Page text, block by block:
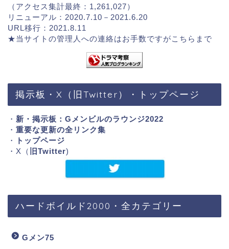
（アクセス集計最終：1,261,027）
リニューアル：2020.7.10－2021.6.20
URL移行：2021.8.11
★当サイトの管理人への連絡はお手数ですがこちらまで
掲示板・X（旧Twitter）・トップページ
・ 新・掲示板：Gメンビルのラウンジ2022
・ 重要な更新の全リンク集
・
トップページ
・X（ 旧Twitter)
ハードボイルド2000・全カテゴリー
Gメン75